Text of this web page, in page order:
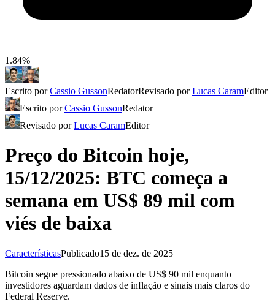
1.84%
Escrito porCassio GussonRedatorRevisado porLucas CaramEditor
Escrito porCassio GussonRedator
Revisado porLucas CaramEditor
Preço do Bitcoin hoje,
15/12/2025: BTC começa a
semana em US$ 89 mil com
viés de baixa
CaracterísticasPublicado15 de dez. de 2025
Bitcoin segue pressionado abaixo de US$ 90 mil enquanto
investidores aguardam dados de inflação e sinais mais claros do
Federal Reserve.